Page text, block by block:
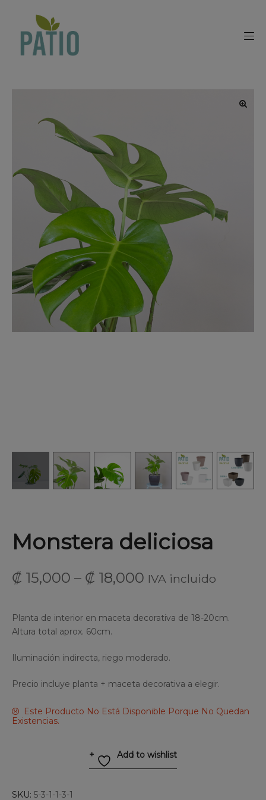
Monstera deliciosa
₡ 15,000 – ₡ 18,000 IVA incluido
Planta de interior en maceta decorativa de 18-20cm.
Altura total aprox. 60cm.
Iluminación indirecta, riego moderado.
Precio incluye planta + maceta decorativa a elegir.
Este Producto No Está Disponible Porque No Quedan
Existencias.
Add to wishlist
SKU: 5-3-1-1-3-1